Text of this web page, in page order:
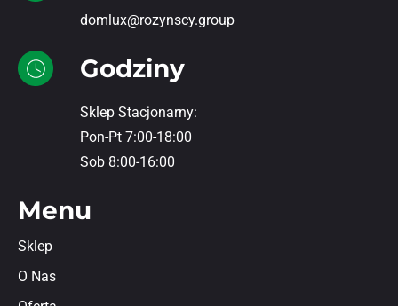
domlux@rozynscy.group
Godziny
Sklep Stacjonarny:
Pon-Pt 7:00-18:00
Sob 8:00-16:00
Menu
Sklep
O Nas